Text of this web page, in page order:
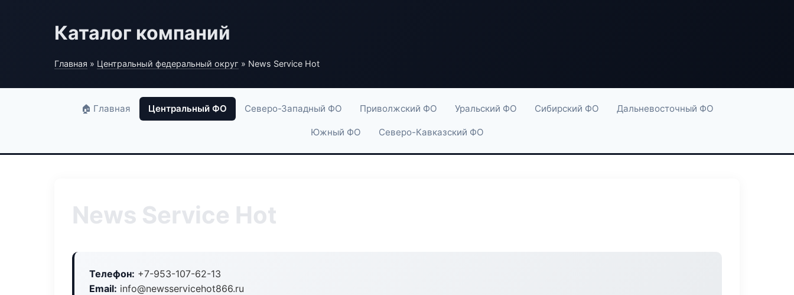
Каталог компаний
Главная » Центральный федеральный округ » News Service Hot
🏠 Главная Центральный ФО Северо-Западный ФО Приволжский ФО Уральский ФО Сибирский ФО Дальневосточный ФО
Южный ФО Северо-Кавказский ФО
News Service Hot
Телефон: +7-953-107-62-13
Email: info@newsservicehot866.ru